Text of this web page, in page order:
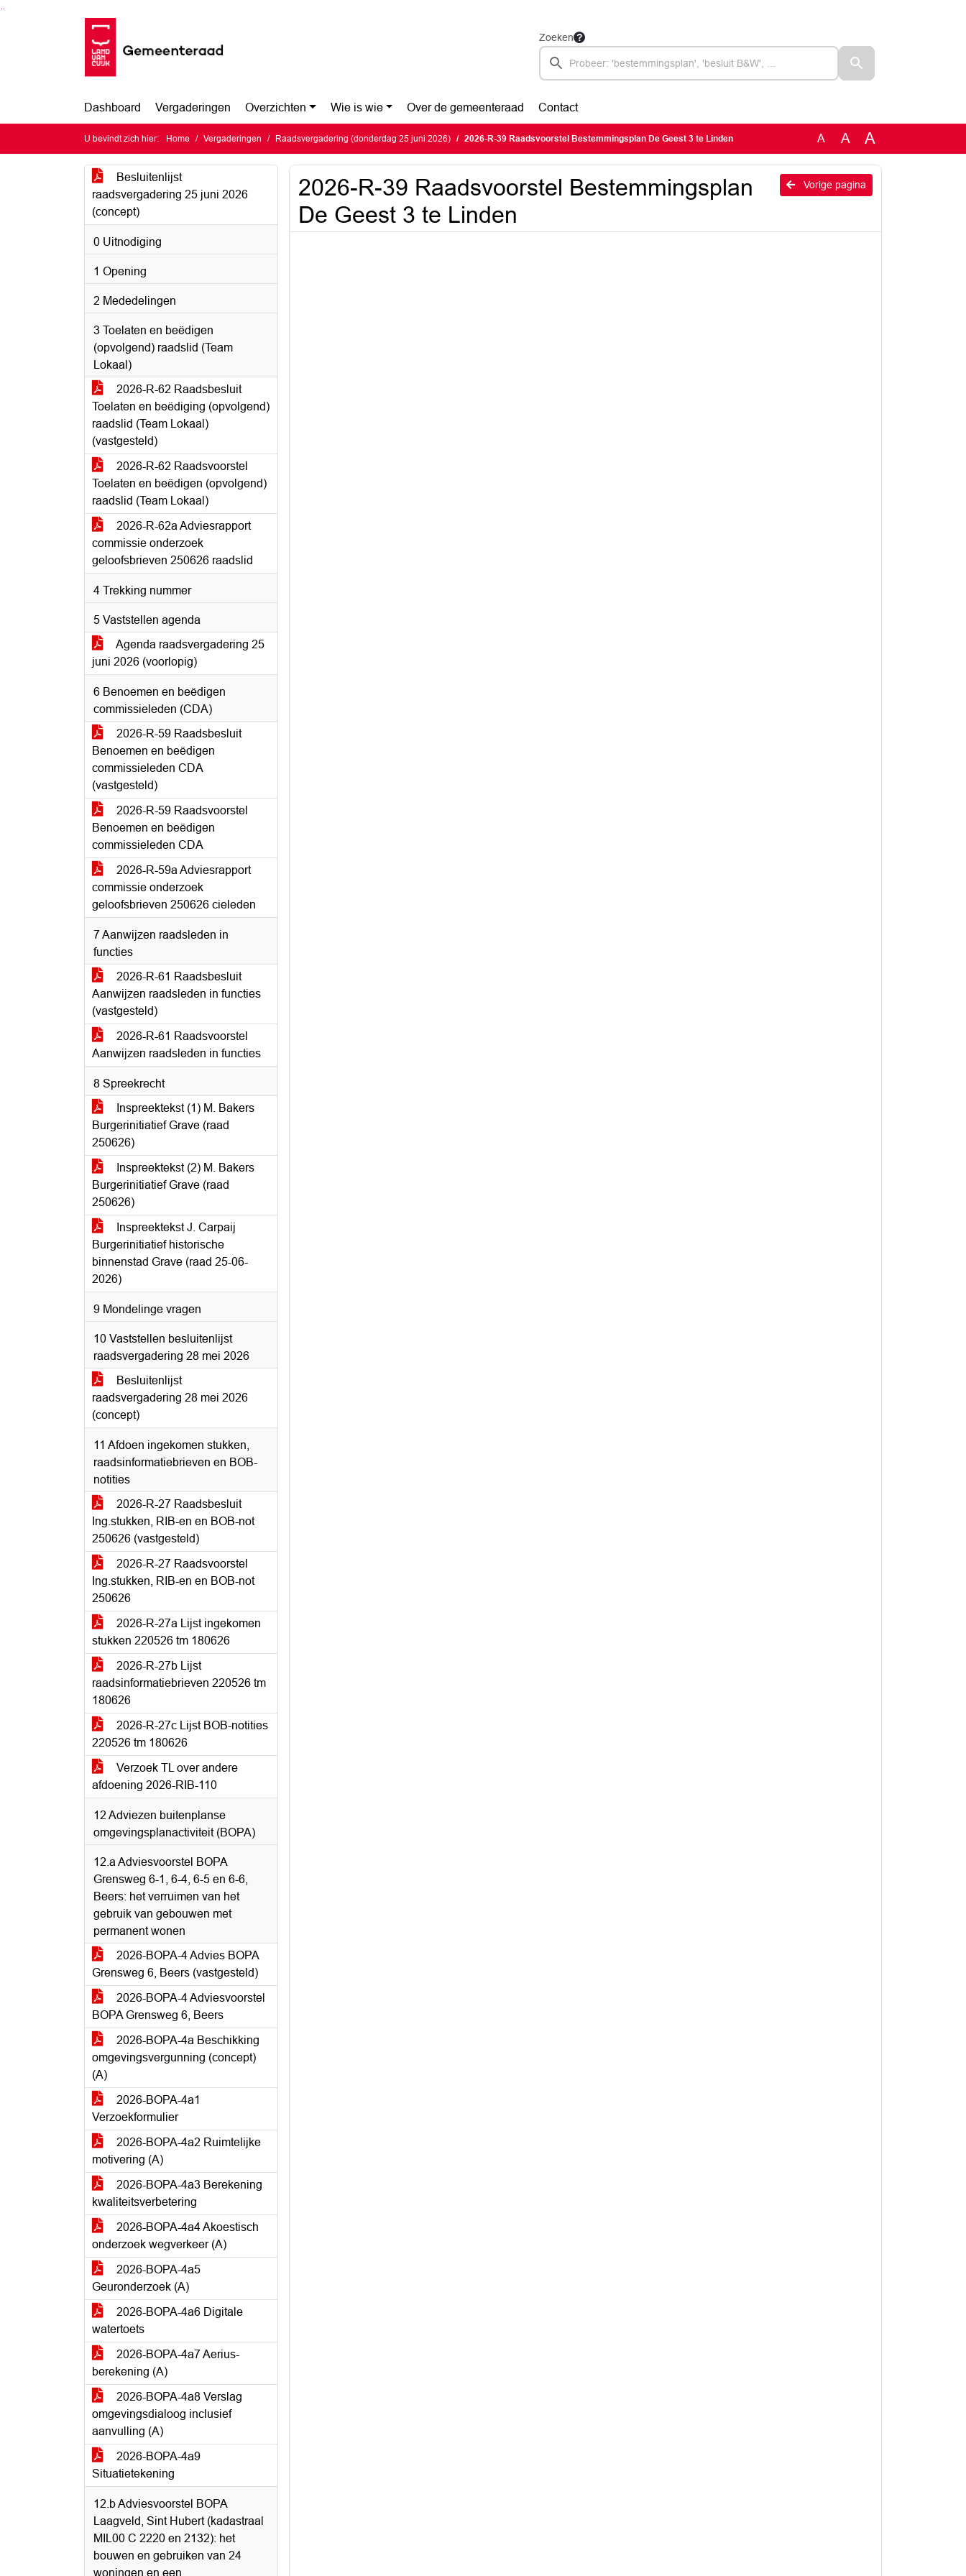
Ga naar de inhoud van deze pagina
Ga naar het zoeken
Ga naar het menu
Zoeken
Dashboard Vergaderingen Overzichten Wie is wie Over de gemeenteraad Contact
U bevindt zich hier: Home Vergaderingen Raadsvergadering (donderdag 25 juni 2026) 2026-R-39 Raadsvoorstel Bestemmingsplan De Geest 3 te Linden A A A
Besluitenlijst
raadsvergadering 25 juni 2026
(concept)
0 Uitnodiging
1 Opening
2 Mededelingen
3 Toelaten en beëdigen
(opvolgend) raadslid (Team
Lokaal)
2026-R-62 Raadsbesluit
Toelaten en beëdiging (opvolgend)
raadslid (Team Lokaal)
(vastgesteld)
2026-R-62 Raadsvoorstel
Toelaten en beëdigen (opvolgend)
raadslid (Team Lokaal)
2026-R-62a Adviesrapport
commissie onderzoek
geloofsbrieven 250626 raadslid
4 Trekking nummer
5 Vaststellen agenda
Agenda raadsvergadering 25
juni 2026 (voorlopig)
6 Benoemen en beëdigen
commissieleden (CDA)
2026-R-59 Raadsbesluit
Benoemen en beëdigen
commissieleden CDA
(vastgesteld)
2026-R-59 Raadsvoorstel
Benoemen en beëdigen
commissieleden CDA
2026-R-59a Adviesrapport
commissie onderzoek
geloofsbrieven 250626 cieleden
7 Aanwijzen raadsleden in
functies
2026-R-61 Raadsbesluit
Aanwijzen raadsleden in functies
(vastgesteld)
2026-R-61 Raadsvoorstel
Aanwijzen raadsleden in functies
8 Spreekrecht
Inspreektekst (1) M. Bakers
Burgerinitiatief Grave (raad
250626)
Inspreektekst (2) M. Bakers
Burgerinitiatief Grave (raad
250626)
Inspreektekst J. Carpaij
Burgerinitiatief historische
binnenstad Grave (raad 25-06-
2026)
9 Mondelinge vragen
10 Vaststellen besluitenlijst
raadsvergadering 28 mei 2026
Besluitenlijst
raadsvergadering 28 mei 2026
(concept)
11 Afdoen ingekomen stukken,
raadsinformatiebrieven en BOB-
notities
2026-R-27 Raadsbesluit
Ing.stukken, RIB-en en BOB-not
250626 (vastgesteld)
2026-R-27 Raadsvoorstel
Ing.stukken, RIB-en en BOB-not
250626
2026-R-27a Lijst ingekomen
stukken 220526 tm 180626
2026-R-27b Lijst
raadsinformatiebrieven 220526 tm
180626
2026-R-27c Lijst BOB-notities
220526 tm 180626
Verzoek TL over andere
afdoening 2026-RIB-110
12 Adviezen buitenplanse
omgevingsplanactiviteit (BOPA)
12.a Adviesvoorstel BOPA
Grensweg 6-1, 6-4, 6-5 en 6-6,
Beers: het verruimen van het
gebruik van gebouwen met
permanent wonen
2026-BOPA-4 Advies BOPA
Grensweg 6, Beers (vastgesteld)
2026-BOPA-4 Adviesvoorstel
BOPA Grensweg 6, Beers
2026-BOPA-4a Beschikking
omgevingsvergunning (concept)
(A)
2026-BOPA-4a1
Verzoekformulier
2026-BOPA-4a2 Ruimtelijke
motivering (A)
2026-BOPA-4a3 Berekening
kwaliteitsverbetering
2026-BOPA-4a4 Akoestisch
onderzoek wegverkeer (A)
2026-BOPA-4a5
Geuronderzoek (A)
2026-BOPA-4a6 Digitale
watertoets
2026-BOPA-4a7 Aerius-
berekening (A)
2026-BOPA-4a8 Verslag
omgevingsdialoog inclusief
aanvulling (A)
2026-BOPA-4a9
Situatietekening
12.b Adviesvoorstel BOPA
Laagveld, Sint Hubert (kadastraal
MIL00 C 2220 en 2132): het
bouwen en gebruiken van 24
woningen en een
Vorige pagina
2026-R-39 Raadsvoorstel Bestemmingsplan
De Geest 3 te Linden